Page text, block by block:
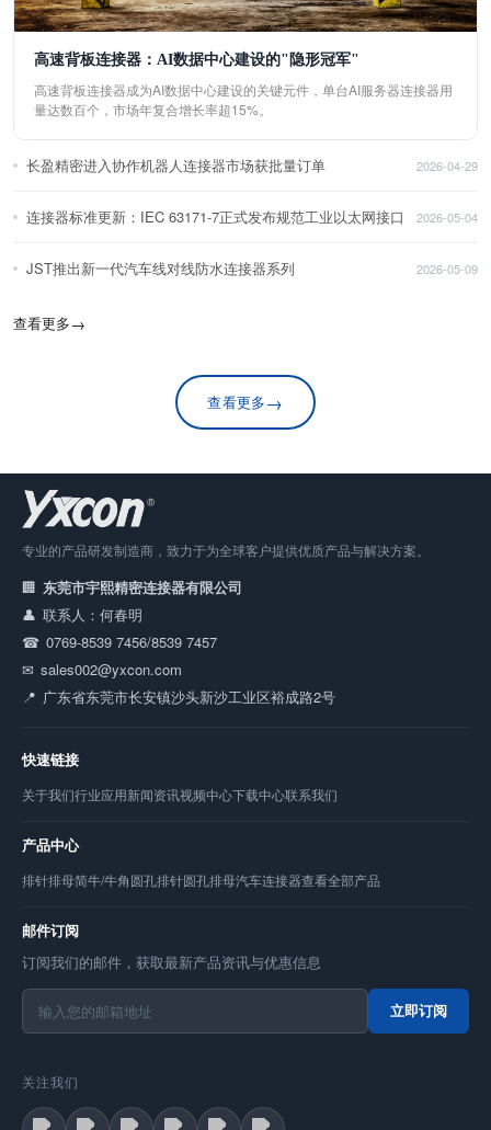
高速背板连接器：AI数据中心建设的"隐形冠军"
高速背板连接器成为AI数据中心建设的关键元件，单台AI服务器连接器用
量达数百个，市场年复合增长率超15%。
长盈精密进入协作机器人连接器市场获批量订单 2026-04-29
连接器标准更新：IEC 63171-7正式发布规范工业以太网接口 2026-05-04
JST推出新一代汽车线对线防水连接器系列 2026-05-09
查看更多→
查看更多→
专业的产品研发制造商，致力于为全球客户提供优质产品与解决方案。
东莞市宇熙精密连接器有限公司
联系人：何春明
0769-8539 7456/8539 7457
sales002@yxcon.com
广东省东莞市长安镇沙头新沙工业区裕成路2号
快速链接
关于我们行业应用新闻资讯视频中心下载中心联系我们
产品中心
排针排母简牛/牛角圆孔排针圆孔排母汽车连接器查看全部产品
邮件订阅
订阅我们的邮件，获取最新产品资讯与优惠信息
立即订阅
关注我们